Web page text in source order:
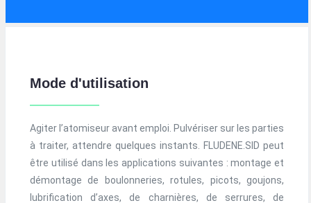
Mode d'utilisation
Agiter l’atomiseur avant emploi. Pulvériser sur les parties
à traiter, attendre quelques instants. FLUDENE.SID peut
être utilisé dans les applications suivantes : montage et
démontage de boulonneries, rotules, picots, goujons,
lubrification d’axes, de charnières, de serrures, de